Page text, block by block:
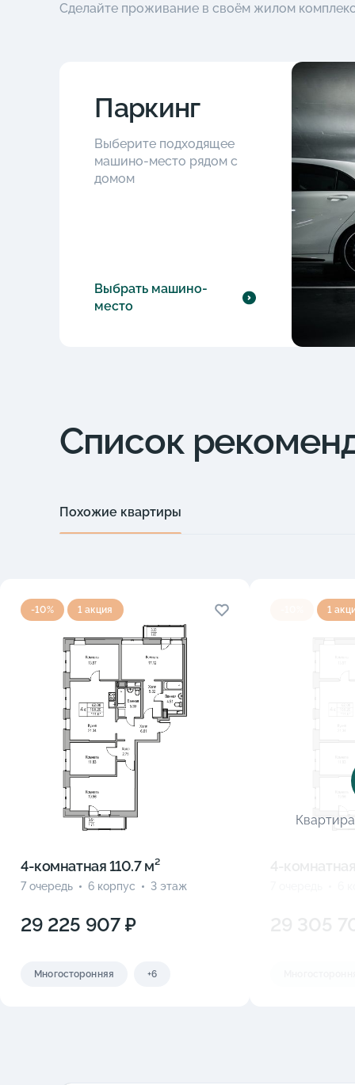
Сделайте проживание в своём жилом
Паркинг
Выберите подходящее
машино-место рядом с
домом
Выбрать машино-
место
Список
Похожие квартиры
-10% 1 акция
4-комнатная 110.7 м²
7 очередь 6 корпус 3 этаж
29 225 907 ₽
Многосторонняя +6
1